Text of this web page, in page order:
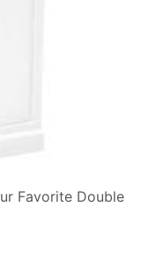
Favorite Double